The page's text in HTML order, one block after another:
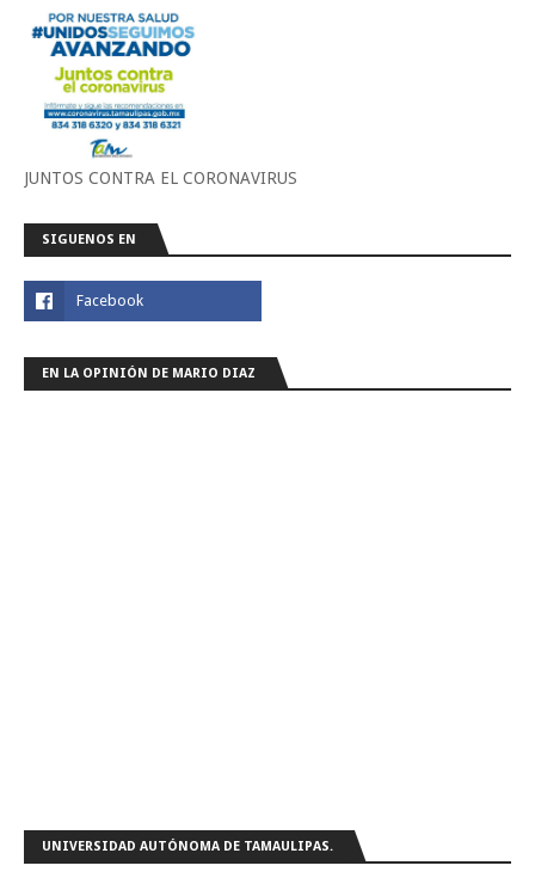
JUNTOS CONTRA EL CORONAVIRUS
SIGUENOS EN
EN LA OPINIÓN DE MARIO DIAZ
UNIVERSIDAD AUTÓNOMA DE TAMAULIPAS.